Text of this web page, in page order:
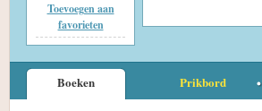
Toevoegen aan
favorieten
Boeken Prikbord